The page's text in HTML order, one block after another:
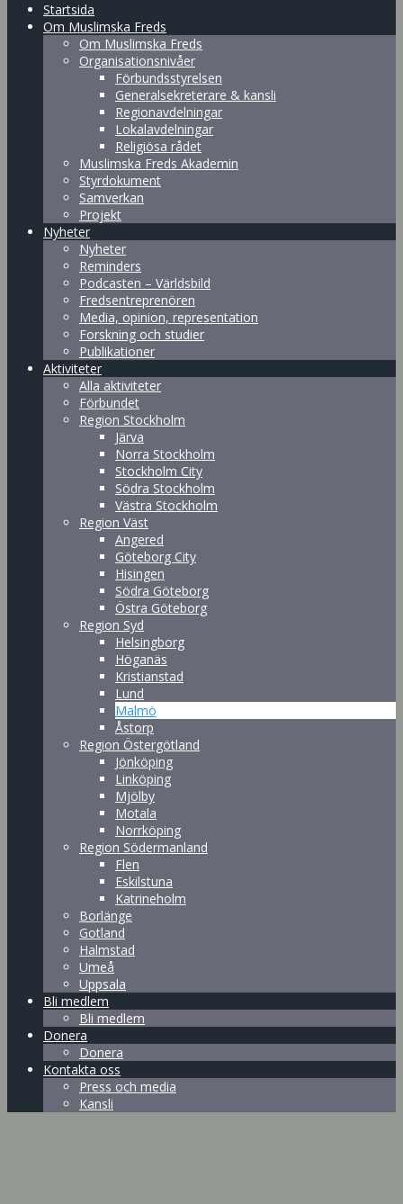
Startsida
Om Muslimska Freds
Om Muslimska Freds
Organisationsnivåer
Förbundsstyrelsen
Generalsekreterare & kansli
Regionavdelningar
Lokalavdelningar
Religiösa rådet
Muslimska Freds Akademin
Styrdokument
Samverkan
Projekt
Nyheter
Nyheter
Reminders
Podcasten – Världsbild
Fredsentreprenören
Media, opinion, representation
Forskning och studier
Publikationer
Aktiviteter
Alla aktiviteter
Förbundet
Region Stockholm
Järva
Norra Stockholm
Stockholm City
Södra Stockholm
Västra Stockholm
Region Väst
Angered
Göteborg City
Hisingen
Södra Göteborg
Östra Göteborg
Region Syd
Helsingborg
Höganäs
Kristianstad
Lund
Malmö
Åstorp
Region Östergötland
Jönköping
Linköping
Mjölby
Motala
Norrköping
Region Södermanland
Flen
Eskilstuna
Katrineholm
Borlänge
Gotland
Halmstad
Umeå
Uppsala
Bli medlem
Bli medlem
Donera
Donera
Kontakta oss
Press och media
Kansli